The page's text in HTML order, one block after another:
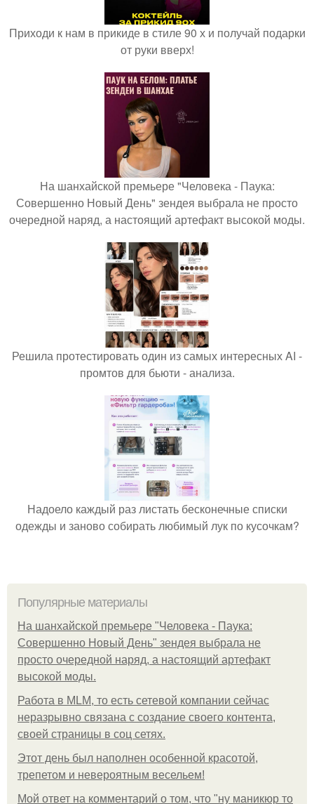
Приходи к нам в прикиде в стиле 90 х и получай подарки
от руки вверх!
На шанхайской премьере "Человека - Паука:
Совершенно Новый День" зендея выбрала не просто
очередной наряд, а настоящий артефакт высокой моды.
Решила протестировать один из самых интересных AI -
промтов для бьюти - анализа.
Надоело каждый раз листать бесконечные списки
одежды и заново собирать любимый лук по кусочкам?
Популярные материалы
На шанхайской премьере "Человека - Паука:
Совершенно Новый День" зендея выбрала не
просто очередной наряд, а настоящий артефакт
высокой моды.
Работа в MLM, то есть сетевой компании сейчас
неразрывно связана с создание своего контента,
своей страницы в соц сетях.
Этот день был наполнен особенной красотой,
трепетом и невероятным весельем!
Мой ответ на комментарий о том, что "ну маникюр то